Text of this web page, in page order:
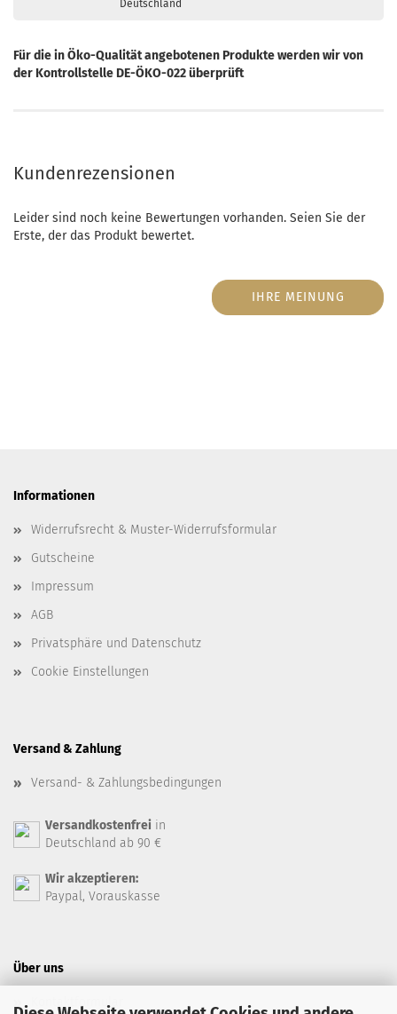
Deutschland
Für die in Öko-Qualität angebotenen Produkte werden wir von
der Kontrollstelle DE-ÖKO-022 überprüft
Kundenrezensionen
Leider sind noch keine Bewertungen vorhanden. Seien Sie der
Erste, der das Produkt bewertet.
IHRE MEINUNG
Informationen
Widerrufsrecht & Muster-Widerrufsformular
Gutscheine
Impressum
AGB
Privatsphäre und Datenschutz
Cookie Einstellungen
Versand & Zahlung
Versand- & Zahlungsbedingungen
Versandkostenfrei in
Deutschland ab 90 €
Wir akzeptieren:
Paypal, Vorauskasse
Über uns
Kontaktformular